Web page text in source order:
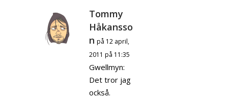
Tommy
Håkansso
n på 12 april,
2011 på 11:35
Gwellmyn:
Det tror jag
också.